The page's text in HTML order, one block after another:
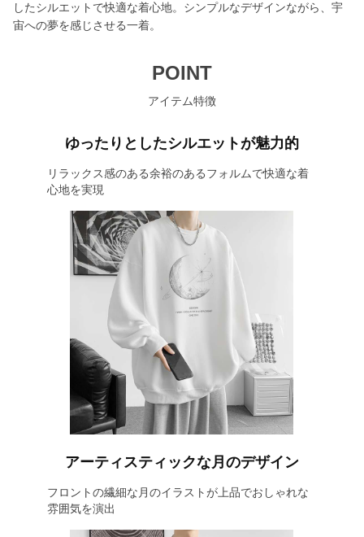
したシルエットで快適な着心地。シンプルなデザインながら、宇
宙への夢を感じさせる一着。
POINT
アイテム特徴
ゆったりとしたシルエットが魅力的
リラックス感のある余裕のあるフォルムで快適な着
心地を実現
アーティスティックな月のデザイン
フロントの繊細な月のイラストが上品でおしゃれな
雰囲気を演出